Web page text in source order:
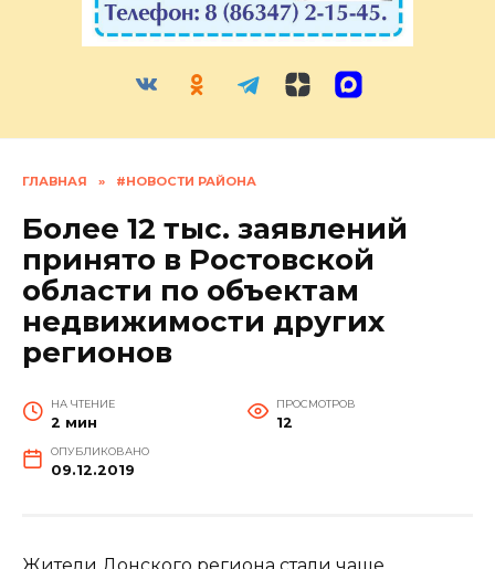
ГЛАВНАЯ » #НОВОСТИ РАЙОНА
Более 12 тыс. заявлений
принято в Ростовской
области по объектам
недвижимости других
регионов
НА ЧТЕНИЕ
2 мин
ПРОСМОТРОВ
12
ОПУБЛИКОВАНО
09.12.2019